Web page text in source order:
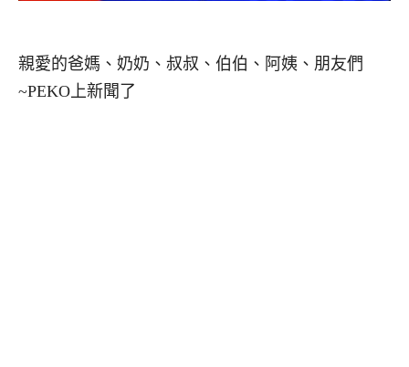
親愛的爸媽、奶奶、叔叔、伯伯、阿姨、朋友們
~PEKO上新聞了